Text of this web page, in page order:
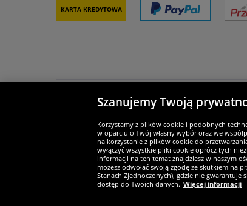
Karta kredytowa
Partnerzy i bezpieczeństwo
Widerruf
Szanujemy Twoją
Korzystamy z plików cookie i podobnych
w oparciu o Twój własny wybór oraz we
na korzystanie z plików cookie do
wyłączyć wszystkie pliki cookie oprócz tych
informacji na ten temat znajdziesz w naszym
możesz odwołać swoją zgodę ze skutkiem na
Stanach Zjednoczonych), gdzie nie gwarantuje
dostęp do Twoich danych. Więcej informacji